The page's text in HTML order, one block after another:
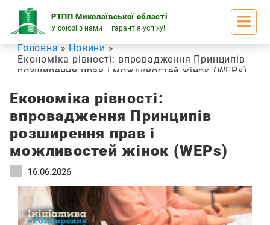
РТПП Миколаївської області
У союзі з нами — гарантія успіху!
content
Головна
Новини
Економіка рівності: впровадження Принципів
розширення прав і можливостей жінок (WEPs)
Економіка рівності:
впровадження Принципів
розширення прав і
можливостей жінок (WEPs)
16.06.2026